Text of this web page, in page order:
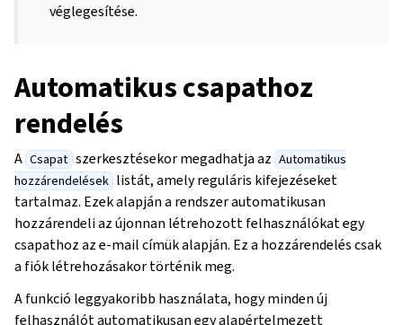
véglegesítése.
Automatikus csapathoz
rendelés
A Csapat szerkesztésekor megadhatja az Automatikus
hozzárendelések listát, amely reguláris kifejezéseket
tartalmaz. Ezek alapján a rendszer automatikusan
hozzárendeli az újonnan létrehozott felhasználókat egy
csapathoz az e-mail címük alapján. Ez a hozzárendelés csak
a fiók létrehozásakor történik meg.
A funkció leggyakoribb használata, hogy minden új
felhasználót automatikusan egy alapértelmezett